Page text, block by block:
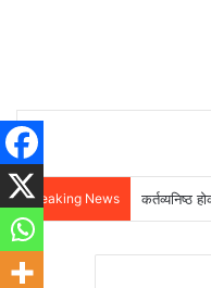
Breaking News कर्तव्यनिष्ठ